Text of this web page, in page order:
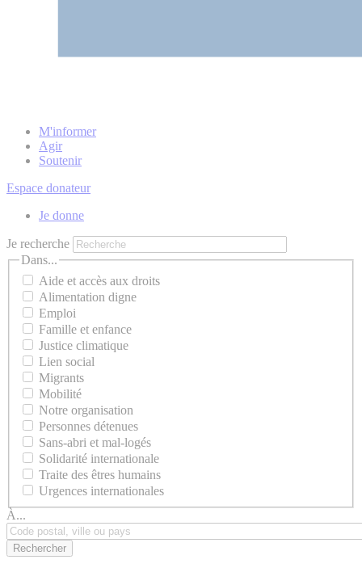
M'informer
Agir
Soutenir
Espace donateur
Je donne
Je recherche
Dans...
Aide et accès aux droits
Alimentation digne
Emploi
Famille et enfance
Justice climatique
Lien social
Migrants
Mobilité
Notre organisation
Personnes détenues
Sans-abri et mal-logés
Solidarité internationale
Traite des êtres humains
Urgences internationales
À...